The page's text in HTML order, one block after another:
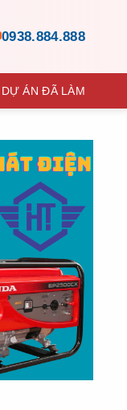
0938.884.888
DỰ ÁN ĐÃ LÀM